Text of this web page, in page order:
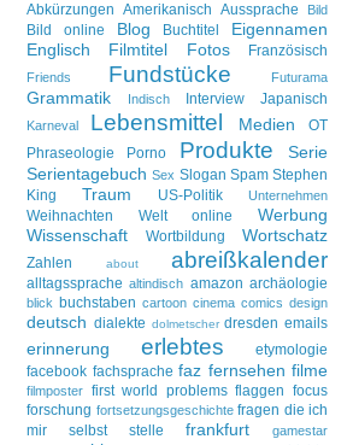
Abkürzungen Amerikanisch Aussprache Bild
Bild online Blog Buchtitel
Eigennamen
Englisch
Filmtitel Fotos Französisch
Friends Fundstücke Futurama
Grammatik Indisch Interview Japanisch
Karneval Lebensmittel Medien
OT
Phraseologie
Porno Produkte
Serie
Serientagebuch Sex Slogan Spam Stephen
King
Traum US-Politik Unternehmen
Weihnachten Welt online
Werbung
Wissenschaft
Wortbildung Wortschatz
Zahlen about abreißkalender
alltagssprache altindisch amazon archäologie
blick buchstaben cartoon cinema comics design
deutsch dialekte dolmetscher dresden emails
erinnerung erlebtes
etymologie
facebook fachsprache faz fernsehen filme
filmposter first world problems flaggen focus
forschung fortsetzungsgeschichte fragen die ich
mir selbst stelle
frankfurt gamestar